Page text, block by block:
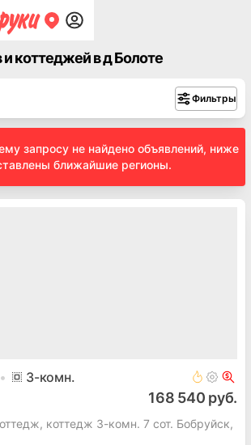
коттеджей в д Болоте
Фильтры
запросу не найдено объявлений, ниже
ближайшие регионы.
3-комн.
168 540 руб.
коттедж 3-комн. 7 сот. Бобруйск,